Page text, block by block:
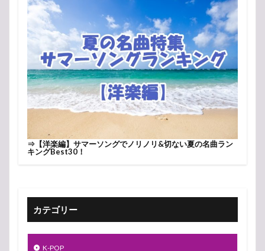
⇒ 【洋楽編】サマーソングでノリノリ&切ない夏の名曲ラン
キングBest30！
カテゴリー
K-POP